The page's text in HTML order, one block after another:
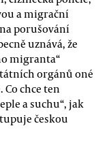
a migrační
porušování
uznává, že
migranta“
orgánů oné
chce ten
a suchu“, jak
českou